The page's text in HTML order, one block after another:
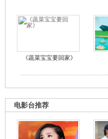
《蔬菜宝宝要回家》
电影台推荐